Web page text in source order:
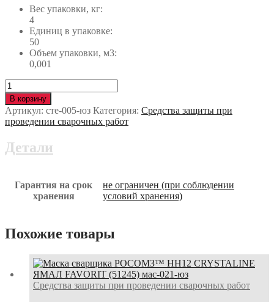
Вес упаковки, кг:
4
Единиц в упаковке:
50
Объем упаковки, м3:
0,001
Количество
Стекло
ТИСС
(110*90)
прозрачное
юз
В корзину
Артикул: сте-005-юз Категория: Средства защиты при
проведении сварочных работ
Детали
Гарантия на срок
хранения
не ограничен (при соблюдении
условий хранения)
Похожие товары
Средства защиты при проведении сварочных работ